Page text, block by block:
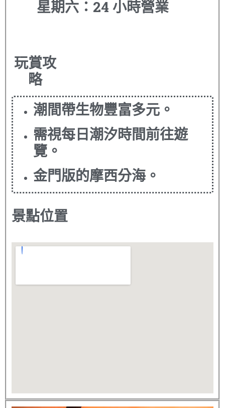
星期六：24 小時營業
玩賞攻
略
潮間帶生物豐富多元。
需視每日潮汐時間前往遊
覽。
金門版的摩西分海。
景點位置